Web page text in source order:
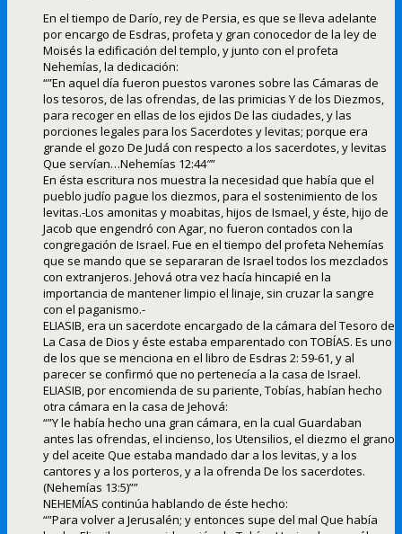
En el tiempo de Darío, rey de Persia, es que se lleva adelante
por encargo de Esdras, profeta y gran conocedor de la ley de
Moisés la edificación del templo, y junto con el profeta
Nehemías, la dedicación:
“”En aquel día fueron puestos varones sobre las Cámaras de
los tesoros, de las ofrendas, de las primicias Y de los Diezmos,
para recoger en ellas de los ejidos De las ciudades, y las
porciones legales para los Sacerdotes y levitas; porque era
grande el gozo De Judá con respecto a los sacerdotes, y levitas
Que servían…Nehemías 12:44″”
En ésta escritura nos muestra la necesidad que había que el
pueblo judío pague los diezmos, para el sostenimiento de los
levitas.-Los amonitas y moabitas, hijos de Ismael, y éste, hijo de
Jacob que engendró con Agar, no fueron contados con la
congregación de Israel. Fue en el tiempo del profeta Nehemías
que se mando que se separaran de Israel todos los mezclados
con extranjeros. Jehová otra vez hacía hincapié en la
importancia de mantener limpio el linaje, sin cruzar la sangre
con el paganismo.-
ELIASIB, era un sacerdote encargado de la cámara del Tesoro de
La Casa de Dios y éste estaba emparentado con TOBÍAS. Es uno
de los que se menciona en el libro de Esdras 2: 59-61, y al
parecer se confirmó que no pertenecía a la casa de Israel.
ELIASIB, por encomienda de su pariente, Tobías, habían hecho
otra cámara en la casa de Jehová:
“”Y le había hecho una gran cámara, en la cual Guardaban
antes las ofrendas, el incienso, los Utensilios, el diezmo el grano
y del aceite Que estaba mandado dar a los levitas, y a los
cantores y a los porteros, y a la ofrenda De los sacerdotes.
(Nehemías 13:5)””
NEHEMÍAS continúa hablando de éste hecho:
“”Para volver a Jerusalén; y entonces supe del mal Que había